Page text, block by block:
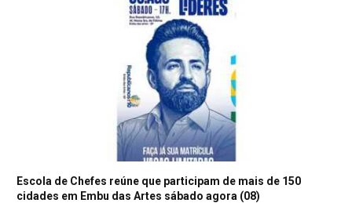
Escola de Chefes reúne que participam de mais de 150
cidades em Embu das Artes sábado agora (08)